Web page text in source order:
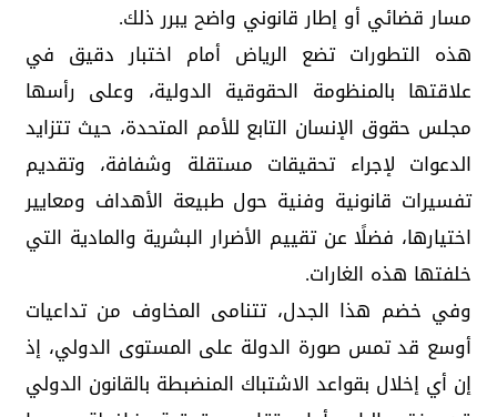
مسار قضائي أو إطار قانوني واضح يبرر ذلك.
هذه التطورات تضع الرياض أمام اختبار دقيق في
علاقتها بالمنظومة الحقوقية الدولية، وعلى رأسها
مجلس حقوق الإنسان التابع للأمم المتحدة، حيث تتزايد
الدعوات لإجراء تحقيقات مستقلة وشفافة، وتقديم
تفسيرات قانونية وفنية حول طبيعة الأهداف ومعايير
اختيارها، فضلًا عن تقييم الأضرار البشرية والمادية التي
خلفتها هذه الغارات.
وفي خضم هذا الجدل، تتنامى المخاوف من تداعيات
أوسع قد تمس صورة الدولة على المستوى الدولي، إذ
إن أي إخلال بقواعد الاشتباك المنضبطة بالقانون الدولي